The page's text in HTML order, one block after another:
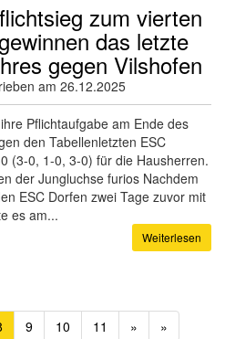
zum vierten
das letzte
gegen Vilshofen
am 26.12.2025
Pflichtaufgabe am Ende des
den Tabellenletzten ESC
(3-0, 1-0, 3-0) für die Hausherren.
der Jungluchse furios Nachdem
ESC Dorfen zwei Tage zuvor mit
es am...
Weiterlesen
9 10 11 » »